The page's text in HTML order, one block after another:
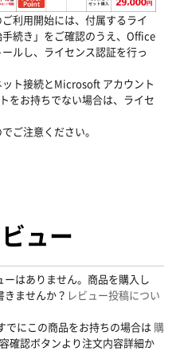
利用開始には、付属するライ
続き」をご確認のうえ、Office
ルし、ライセンス認証を行っ
ト接続とMicrosoft アカウント
をお持ちでない場合は、ライセ
ご注意ください。
ュー
はありません。商品を購入し
ませんか？ レビュー投稿につい
でにこの商品をお持ちの場合は 購
確認ボタンより注文内容詳細か